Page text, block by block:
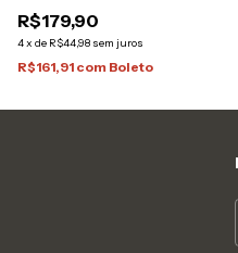
R$179,90
4x de R$44,98 sem juros
R$161,91 com Boleto